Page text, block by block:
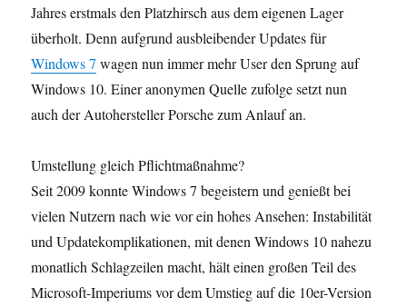
Jahres erstmals den Platzhirsch aus dem eigenen Lager
überholt. Denn aufgrund ausbleibender Updates für
Windows 7 wagen nun immer mehr User den Sprung auf
Windows 10. Einer anonymen Quelle zufolge setzt nun
auch der Autohersteller Porsche zum Anlauf an.
Umstellung gleich Pflichtmaßnahme?
Seit 2009 konnte Windows 7 begeistern und genießt bei
vielen Nutzern nach wie vor ein hohes Ansehen: Instabilität
und Updatekomplikationen, mit denen Windows 10 nahezu
monatlich Schlagzeilen macht, hält einen großen Teil des
Microsoft-Imperiums vor dem Umstieg auf die 10er-Version